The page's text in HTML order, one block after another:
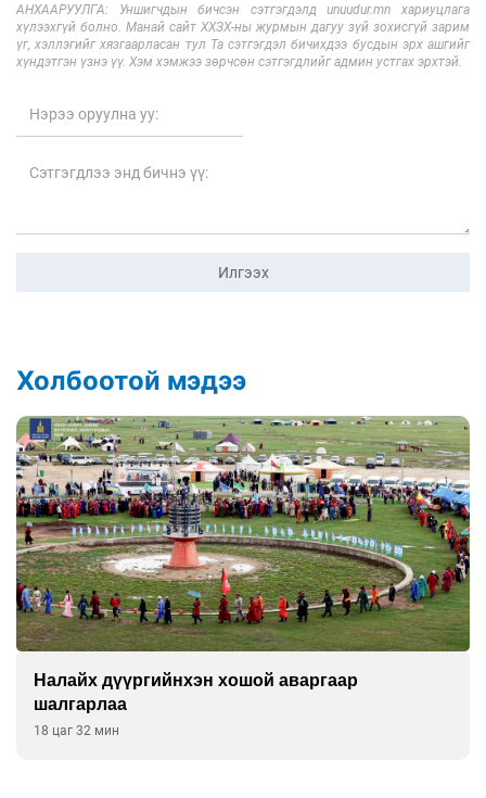
АНХААРУУЛГА: Уншигчдын бичсэн сэтгэгдэлд unuudur.mn хариуцлага
хүлээхгүй болно. Манай сайт ХХЗХ-ны журмын дагуу зүй зохисгүй зарим
үг, хэллэгийг хязгаарласан тул Та сэтгэгдэл бичихдээ бусдын эрх ашгийг
хүндэтгэн үзнэ үү. Хэм хэмжээ зөрчсөн сэтгэгдлийг админ устгах эрхтэй.
Илгээх
Холбоотой мэдээ
Налайх дүүргийнхэн хошой аваргаар
шалгарлаа
18 цаг 32 мин